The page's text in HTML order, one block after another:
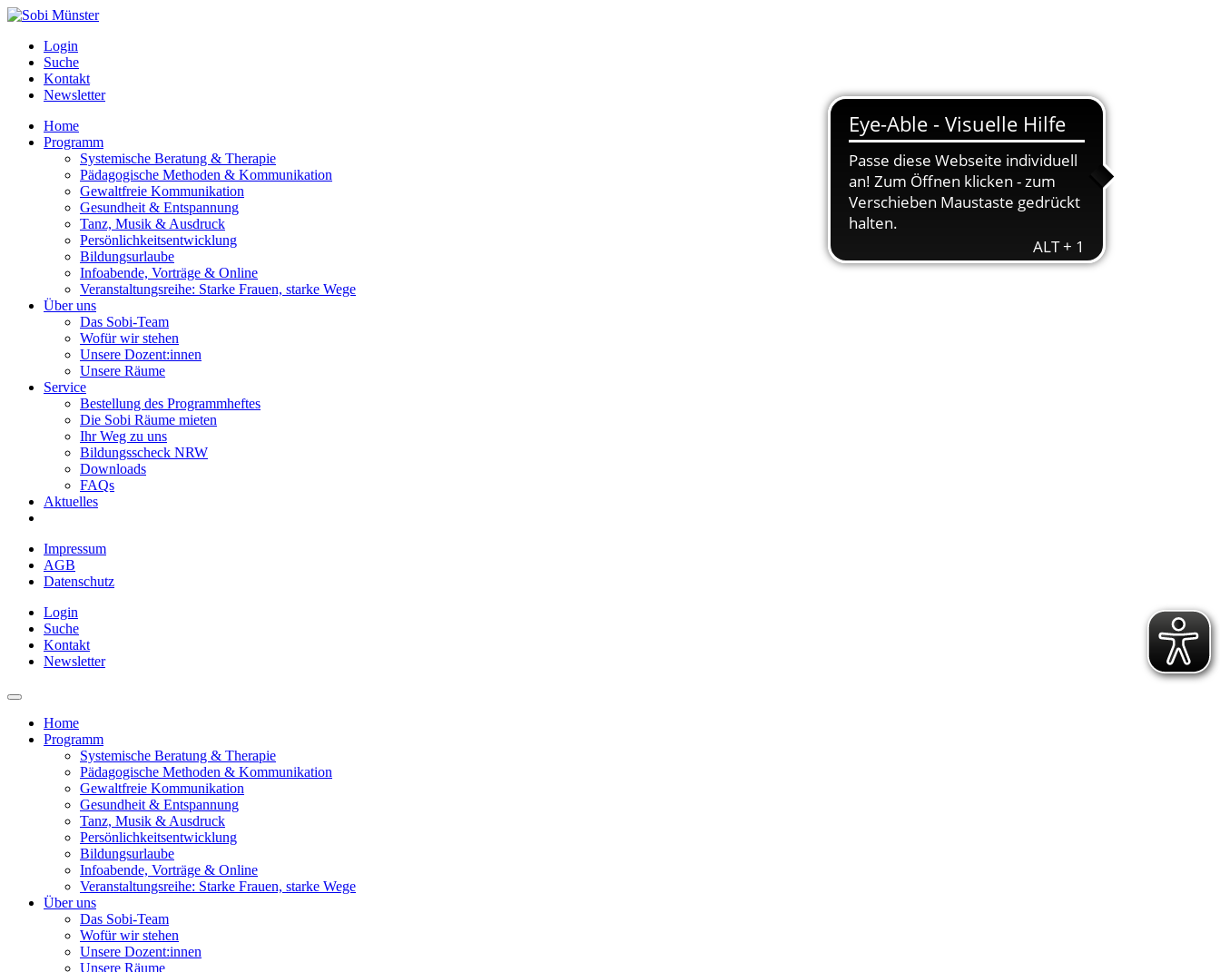
Login
Suche
Kontakt
Newsletter
Home
Programm
Systemische Beratung & Therapie
Pädagogische Methoden & Kommunikation
Gewaltfreie Kommunikation
Gesundheit & Entspannung
Tanz, Musik & Ausdruck
Persönlichkeitsentwicklung
Bildungsurlaube
Infoabende, Vorträge & Online
Veranstaltungsreihe: Starke Frauen, starke Wege
Über uns
Das Sobi-Team
Wofür wir stehen
Unsere Dozent:innen
Unsere Räume
Service
Bestellung des Programmheftes
Die Sobi Räume mieten
Ihr Weg zu uns
Bildungsscheck NRW
Downloads
FAQs
Aktuelles
Impressum
AGB
Datenschutz
Login
Suche
Kontakt
Newsletter
Home
Programm
Systemische Beratung & Therapie
Pädagogische Methoden & Kommunikation
Gewaltfreie Kommunikation
Gesundheit & Entspannung
Tanz, Musik & Ausdruck
Persönlichkeitsentwicklung
Bildungsurlaube
Infoabende, Vorträge & Online
Veranstaltungsreihe: Starke Frauen, starke Wege
Über uns
Das Sobi-Team
Wofür wir stehen
Unsere Dozent:innen
Unsere Räume